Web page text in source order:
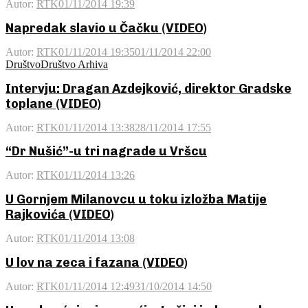
Autor: RTK01/11/2014 19:39
Napredak slavio u Čačku (VIDEO)
Autor: RTK01/11/2014 19:3501/11/2014 22:00
DruštvoDruštvo Arhiva
Intervju: Dragan Azdejković, direktor Gradske
toplane (VIDEO)
Autor: RTK01/11/2014 13:3828/11/2014 17:55
“Dr Nušić”-u tri nagrade u Vršcu
Autor: RTK01/11/2014 13:26
U Gornjem Milanovcu u toku izložba Matije
Rajkovića (VIDEO)
Autor: RTK01/11/2014 13:08
U lov na zeca i fazana (VIDEO)
Autor: RTK01/11/2014 12:4931/10/2014 14:50